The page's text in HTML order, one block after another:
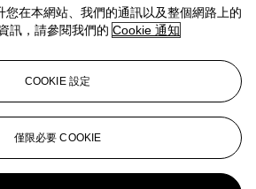
President, Head of American Art
您在本網站、我們的通訊以及整個網路上的
訊，請參閱我們的 Cookie 通知
COOKIE 設定
僅限必要 COOKIE